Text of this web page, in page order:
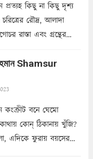
প্রত্যহ কিছু না কিছু দৃশ্য
রৌদ্র, আলাদা
রাস্তা এবং গ্রন্থের
ভীষণ বিব্রত
Shamsur
কংক্রীট বনে ঘেমো
কোন্‌ ঠিকানায় খুঁজি?
এদিকে ফুরায় বয়সের